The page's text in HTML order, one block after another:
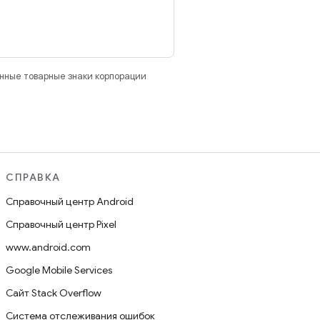
товарные знаки корпорации
СПРАВКА
Справочный центр Android
Справочный центр Pixel
www.android.com
Google Mobile Services
Сайт Stack Overflow
Система отслеживания ошибок